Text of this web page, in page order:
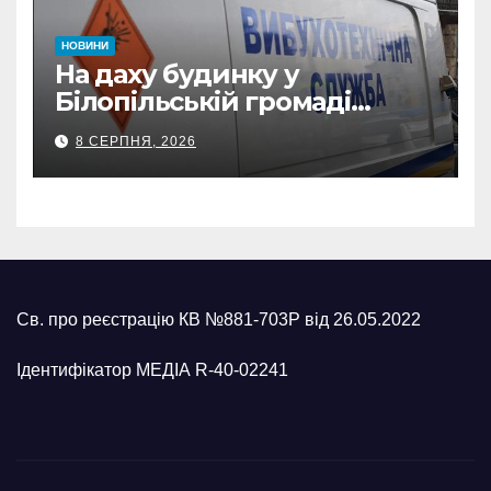
НОВИНИ
На даху будинку у
Білопільській громаді
знайшли 120-мм міну
8 СЕРПНЯ, 2026
Св. про реєстрацію КВ №881-703Р від 26.05.2022
Ідентифікатор МЕДІА R-40-02241